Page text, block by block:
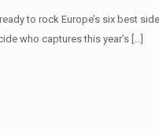
to rock Europe’s six best
who captures this year’s[…]